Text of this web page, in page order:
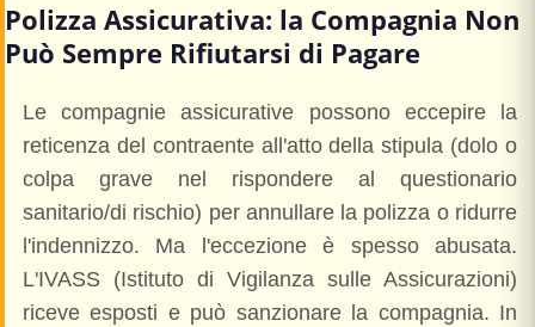
Polizza Assicurativa: la Compagnia Non
Può Sempre Rifiutarsi di Pagare
Le compagnie assicurative possono eccepire la
reticenza del contraente all'atto della stipula (dolo o
colpa grave nel rispondere al questionario
sanitario/di rischio) per annullare la polizza o ridurre
l'indennizzo. Ma l'eccezione è spesso abusata.
L'IVASS (Istituto di Vigilanza sulle Assicurazioni)
riceve esposti e può sanzionare la compagnia. In